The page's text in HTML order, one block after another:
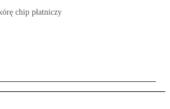
chip płatniczy